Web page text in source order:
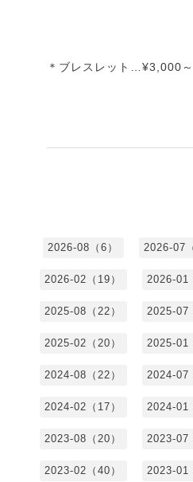
＊ブレスレット…¥3,000～
2026-08（6） 2026-07
2026-02（19） 2026-01
2025-08（22） 2025-07
2025-02（20） 2025-01
2024-08（22） 2024-07
2024-02（17） 2024-01
2023-08（20） 2023-07
2023-02（40） 2023-01